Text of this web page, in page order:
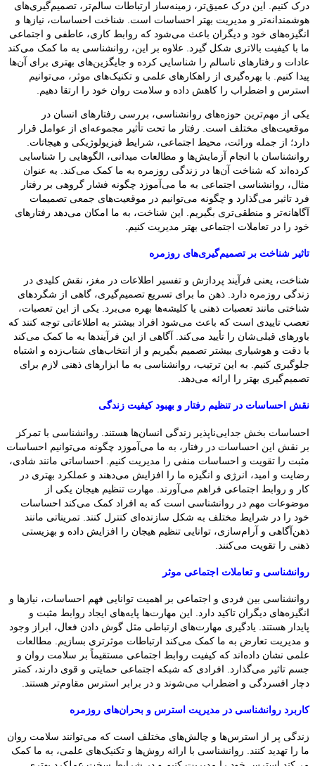
درک کنیم. این درک عمیق‌تر، زمینه‌ساز ارتباطات سالم‌تر، تصمیم‌گیری‌های
هوشمندانه‌تر و مدیریت بهتر احساسات است. شناخت احساسات، نیازها و
انگیزه‌های خود و دیگران باعث می‌شود که روابط کاری، عاطفی و اجتماعی
ما با کیفیت بالاتری شکل گیرد. علاوه بر این، روانشناسی به ما کمک می‌کند
عادات و رفتارهای ناسالم را شناسایی کرده و جایگزین‌های بهتری برای آن‌ها
پیدا کنیم. با بهره‌گیری از راهکارهای علمی و تکنیک‌های موثر، می‌توانیم
استرس و اضطراب را کاهش داده و سلامت روان خود را ارتقا دهیم.
یکی از مهم‌ترین حوزه‌های روانشناسی، بررسی رفتارهای انسان در
موقعیت‌های مختلف است. رفتار ما تحت تأثیر مجموعه‌ای از عوامل قرار
دارد؛ از جمله وراثت، محیط اجتماعی، شرایط فیزیولوژیکی و هیجانات.
روانشناسان با انجام آزمایش‌ها و مطالعات میدانی، الگوهایی را شناسایی
کرده‌اند که شناخت آن‌ها در زندگی روزمره به ما کمک می‌کند. به عنوان
مثال، روانشناسی اجتماعی به ما می‌آموزد چگونه فشار گروهی بر رفتار
فرد تاثیر می‌گذارد و چگونه می‌توانیم در موقعیت‌های جمعی تصمیمات
آگاهانه‌تر و منطقی‌تری بگیریم. این شناخت، به ما امکان می‌دهد رفتارهای
خود را در تعاملات اجتماعی بهتر مدیریت کنیم.
تاثیر شناخت بر تصمیم‌گیری‌های روزمره
شناخت، یعنی فرآیند پردازش و تفسیر اطلاعات در مغز، نقش کلیدی در
زندگی روزمره دارد. ذهن ما برای تسریع تصمیم‌گیری، گاهی از شگردهای
شناختی مانند تعصبات ذهنی یا کلیشه‌ها بهره می‌برد. یکی از این تعصبات،
تعصب تاییدی است که باعث می‌شود افراد بیشتر به اطلاعاتی توجه کنند که
باورهای قبلی‌شان را تأیید می‌کند. آگاهی از این فرآیندها به ما کمک می‌کند
با دقت و هوشیاری بیشتر تصمیم بگیریم و از انتخاب‌های شتاب‌زده و اشتباه
جلوگیری کنیم. به این ترتیب، روانشناسی به ما ابزارهای ذهنی لازم برای
تصمیم‌گیری بهتر را ارائه می‌دهد.
نقش احساسات در تنظیم رفتار و بهبود کیفیت زندگی
احساسات بخش جدایی‌ناپذیر زندگی انسان‌ها هستند. روانشناسی با تمرکز
بر نقش این احساسات در رفتار، به ما می‌آموزد چگونه می‌توانیم احساسات
مثبت را تقویت و احساسات منفی را مدیریت کنیم. احساساتی مانند شادی،
رضایت و امید، انرژی و انگیزه ما را افزایش می‌دهند و عملکرد بهتری در
کار و روابط اجتماعی فراهم می‌آورند. مهارت تنظیم هیجان یکی از
موضوعات مهم در روانشناسی است که به افراد کمک می‌کند احساسات
خود را در شرایط مختلف به شکل سازنده‌ای کنترل کنند. تمریناتی مانند
ذهن‌آگاهی و آرام‌سازی، توانایی تنظیم هیجان را افزایش داده و بهزیستی
ذهنی را تقویت می‌کنند.
روانشناسی و تعاملات اجتماعی موثر
روانشناسی بین فردی و اجتماعی بر اهمیت توانایی فهم احساسات، نیازها و
انگیزه‌های دیگران تاکید دارد. این مهارت‌ها پایه‌های ایجاد روابط مثبت و
پایدار هستند. یادگیری مهارت‌های ارتباطی مثل گوش دادن فعال، ابراز وجود
و مدیریت تعارض به ما کمک می‌کند ارتباطات موثرتری بسازیم. مطالعات
علمی نشان داده‌اند که کیفیت روابط اجتماعی مستقیماً بر سلامت روان و
جسم تاثیر می‌گذارد. افرادی که شبکه اجتماعی حمایتی و قوی دارند، کمتر
دچار افسردگی و اضطراب می‌شوند و در برابر استرس مقاوم‌تر هستند.
کاربرد روانشناسی در مدیریت استرس و بحران‌های روزمره
زندگی پر از استرس‌ها و چالش‌های مختلف است که می‌توانند سلامت روان
ما را تهدید کنند. روانشناسی با ارائه روش‌ها و تکنیک‌های علمی، به ما کمک